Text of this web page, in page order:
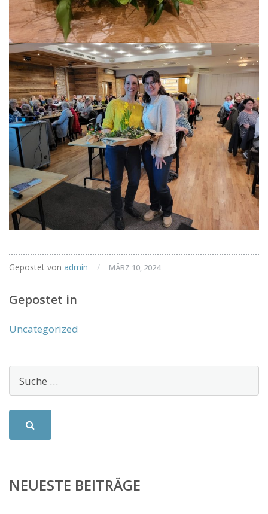
Gepostet von admin / MÄRZ 10, 2024
Gepostet in
Uncategorized
NEUESTE BEITRÄGE